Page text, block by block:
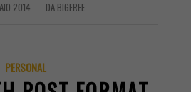
2014 DA BIGFREE
PERSONAL